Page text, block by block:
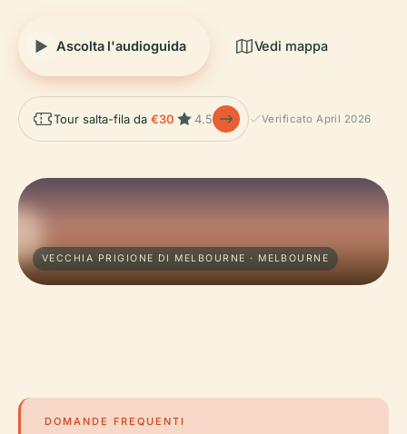
Ascolta l'audioguida Vedi mappa
Tour salta-fila da €30 4.5 Verificato April 2026
VECCHIA PRIGIONE DI MELBOURNE · MELBOURNE
DOMANDE FREQUENTI